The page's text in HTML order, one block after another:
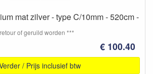
mat zilver - type C/10mm - 520cm -
of geruild worden ***
€ 100.40
/ Prijs inclusief btw